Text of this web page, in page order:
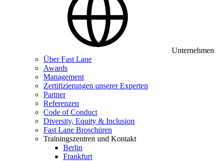
Unternehmen
Über Fast Lane
Awards
Management
Zertifizierungen unserer Experten
Partner
Referenzen
Code of Conduct
Diversity, Equity & Inclusion
Fast Lane Broschüren
Trainingszentren und Kontakt
Berlin
Frankfurt